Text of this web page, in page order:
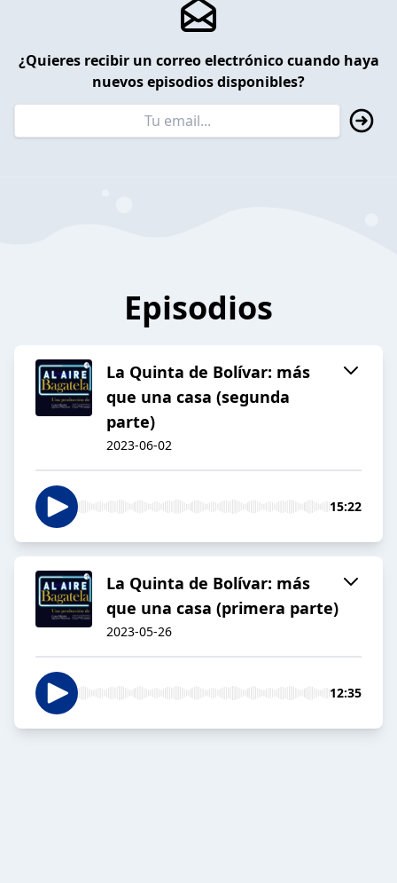
¿Quieres recibir un correo electrónico cuando haya
nuevos episodios disponibles?
Episodios
La Quinta de Bolívar: más
que una casa (segunda
parte)
2023-06-02
15:22
La Quinta de Bolívar: más
que una casa (primera parte)
2023-05-26
12:35